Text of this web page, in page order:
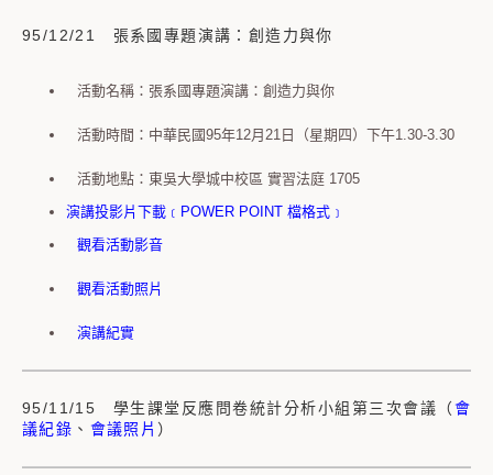
95/12/21 張系國專題演講：創造力與你
活動名稱：張系國專題演講：創造力與你
活動時間：中華民國95年12月21日（星期四）下午1.30-3.30
活動地點：東吳大學城中校區 實習法庭 1705
演講投影片下載﹝POWER POINT 檔格式﹞
觀看活動影音
觀看活動照片
演講紀實
95/11/15 學生課堂反應問卷統計分析小組第三次會議（會
議紀錄 、 會議照片 ）